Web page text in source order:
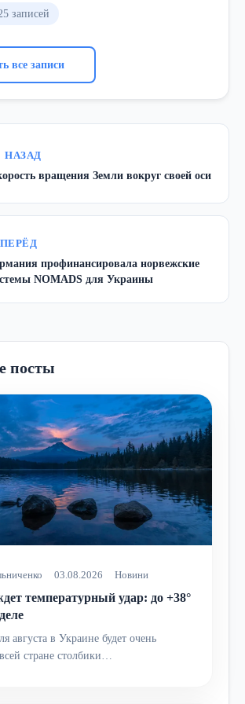
записей
все записи
НАЗАД
вращения Земли вокруг своей оси
профинансировала норвежские
NOMADS для Украины
посты
03.08.2026 Новини
температурный удар: до +38°
августа в Украине будет очень
стране столбики…